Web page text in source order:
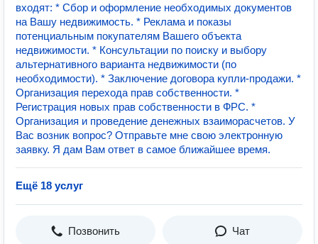
входят: * Сбор и оформление необходимых документов
на Вашу недвижимость. * Реклама и показы
потенциальным покупателям Вашего объекта
недвижимости. * Консультации по поиску и выбору
альтернативного варианта недвижимости (по
необходимости). * Заключение договора купли-продажи. *
Организация перехода прав собственности. *
Регистрация новых прав собственности в ФРС. *
Организация и проведение денежных взаиморасчетов. У
Вас возник вопрос? Отправьте мне свою электронную
заявку. Я дам Вам ответ в самое ближайшее время.
Ещё 18 услуг
Позвонить Чат